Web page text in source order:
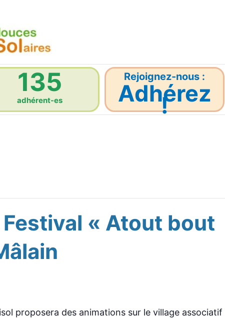
135
adhérent-es
Rejoignez-nous :
Adhérez
!
« Atout bout
proposera des animations sur le village associatif